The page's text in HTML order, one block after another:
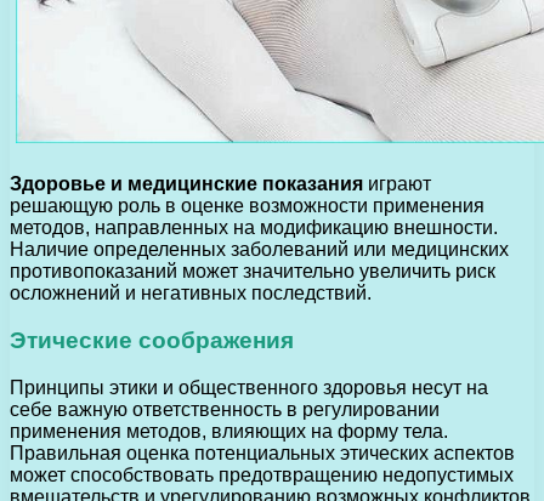
Здоровье и медицинские показания играют
решающую роль в оценке возможности применения
методов, направленных на модификацию внешности.
Наличие определенных заболеваний или медицинских
противопоказаний может значительно увеличить риск
осложнений и негативных последствий.
Этические соображения
Принципы этики и общественного здоровья несут на
себе важную ответственность в регулировании
применения методов, влияющих на форму тела.
Правильная оценка потенциальных этических аспектов
может способствовать предотвращению недопустимых
вмешательств и урегулированию возможных конфликтов